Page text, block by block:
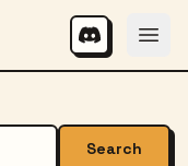
Search